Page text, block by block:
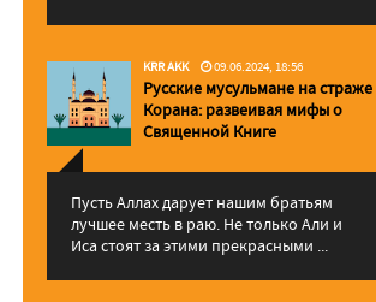
KRR AKK 09.06.2024, 18:56
Русские мусульмане на страже
Корана: pазвеивая мифы о
Священной Книге
Пусть Аллах дарует нашим братьям
лучшее месть в раю. Не только Али и
Иса стоят за этими прекрасными ...